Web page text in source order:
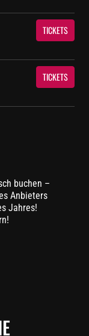
TICKETS
TICKETS
buchen –
Anbieters
Jahres!